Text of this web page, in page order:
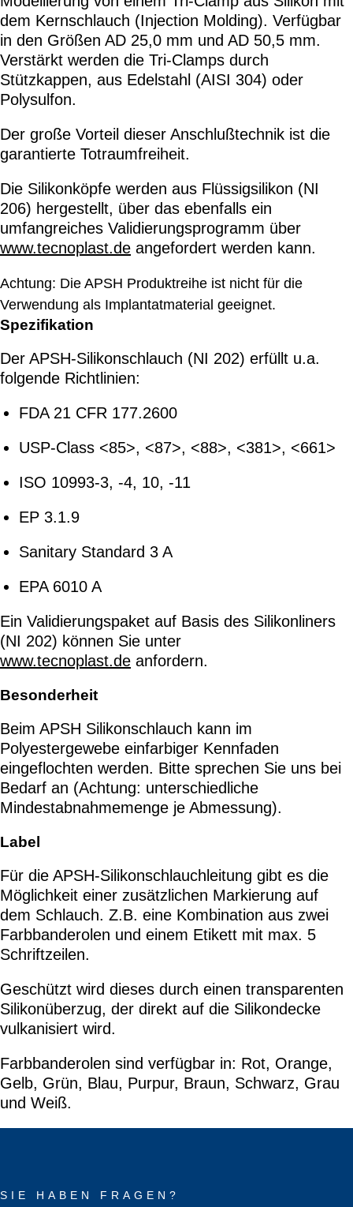
dem Kernschlauch (Injection Molding). Verfügbar
in den Größen AD 25,0 mm und AD 50,5 mm.
Verstärkt werden die Tri-Clamps durch
Stützkappen, aus Edelstahl (AISI 304) oder
Polysulfon.
Der große Vorteil dieser Anschlußtechnik ist die
garantierte Totraumfreiheit.
Die Silikonköpfe werden aus Flüssigsilikon (NI
206) hergestellt, über das ebenfalls ein
umfangreiches Validierungsprogramm über
www.tecnoplast.de angefordert werden kann.
Achtung: Die APSH Produktreihe ist nicht für die
Verwendung als Implantatmaterial geeignet.
Spezifikation
Der APSH-Silikonschlauch (NI 202) erfüllt u.a.
folgende Richtlinien:
FDA 21 CFR 177.2600
USP-Class <85>, <87>, <88>, <381>, <661>
ISO 10993-3, -4, 10, -11
EP 3.1.9
Sanitary Standard 3 A
EPA 6010 A
Ein Validierungspaket auf Basis des Silikonliners
(NI 202) können Sie unter
www.tecnoplast.de anfordern.
Besonderheit
Beim APSH Silikonschlauch kann im
Polyestergewebe einfarbiger Kennfaden
eingeflochten werden. Bitte sprechen Sie uns bei
Bedarf an (Achtung: unterschiedliche
Mindestabnahmemenge je Abmessung).
Label
Für die APSH-Silikonschlauchleitung gibt es die
Möglichkeit einer zusätzlichen Markierung auf
dem Schlauch. Z.B. eine Kombination aus zwei
Farbbanderolen und einem Etikett mit max. 5
Schriftzeilen.
Geschützt wird dieses durch einen transparenten
Silikonüberzug, der direkt auf die Silikondecke
vulkanisiert wird.
Farbbanderolen sind verfügbar in: Rot, Orange,
Gelb, Grün, Blau, Purpur, Braun, Schwarz, Grau
und Weiß.
SIE HABEN FRAGEN?